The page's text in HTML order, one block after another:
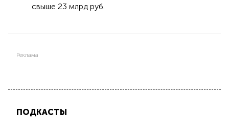
свыше 23 млрд руб.
Реклама
ПОДКАСТЫ